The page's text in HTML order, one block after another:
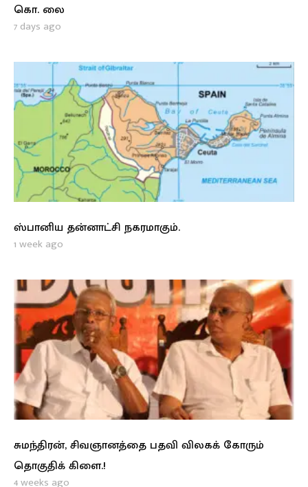
கொ. லை
7 days ago
ஸ்பானிய தன்னாட்சி நகரமாகும்.
1 week ago
சுமந்திரன், சிவஞானத்தை பதவி விலகக் கோரும்
தொகுதிக் கிளை.!
4 weeks ago